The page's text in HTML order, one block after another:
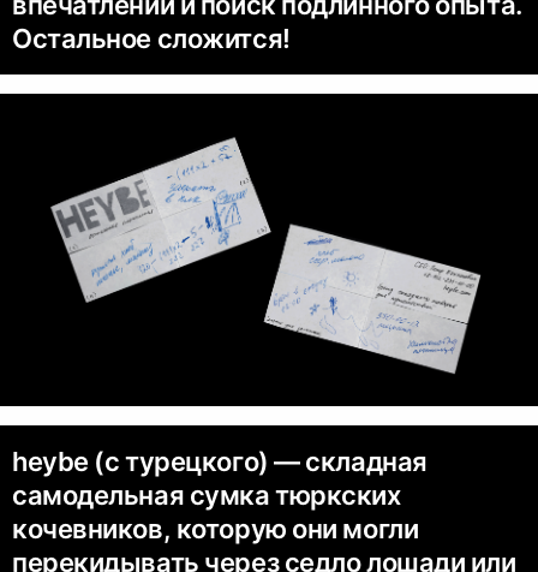
Остальное сложится!
heybe (с турецкого) — складная
самодельная сумка тюркских
кочевников, которую они могли
перекидывать через седло лошади или